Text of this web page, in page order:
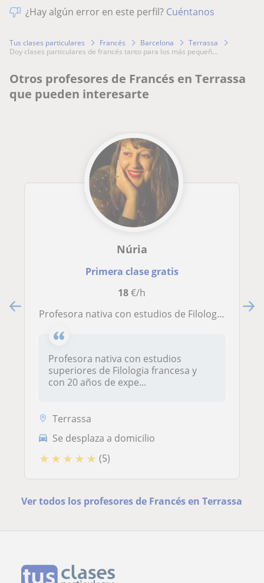
¿Hay algún error en este perfil? Cuéntanos
Tus clases particulares Francés Barcelona
Terrassa
doy clases particulares de francés tanto para los más pequeñ...
Otros profesores de Francés en Terrassa
que pueden interesarte
Núria
Primera clase gratis
18€/h
Profesora nativa con estudios de Filologia Francesa, 20 años de experiencia en empresas y academias todas edades todos niveles presencial u online
Profesora nativa con estudios
superiores de Filologia francesa y
con 20 años de expe...
Terrassa
Se desplaza a domicilio
★ ★ ★ ★ ★ (5)
Ver todos los profesores de Francés en Terrassa